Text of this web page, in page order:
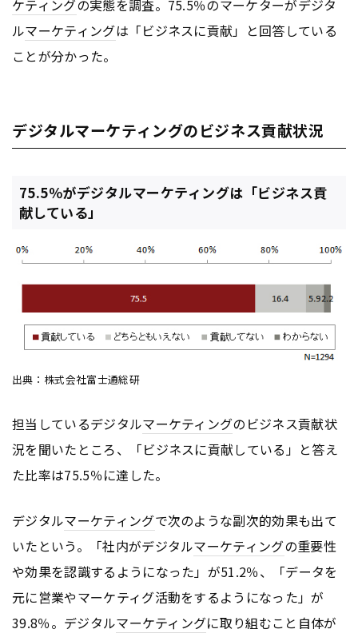
ケティングの実態を調査。75.5％のマーケターがデジタ
ルマーケティングは「ビジネスに貢献」と回答している
ことが分かった。
デジタルマーケティングのビジネス貢献状況
75.5％がデジタルマーケティングは「ビジネス貢
献している」
出典：株式会社富士通総研
担当しているデジタルマーケティングのビジネス貢献状
況を聞いたところ、「ビジネスに貢献している」と答え
た比率は75.5％に達した。
デジタルマーケティングで次のような副次的効果も出て
いたという。「社内がデジタルマーケティングの重要性
や効果を認識するようになった」が51.2％、「データを
元に営業やマーケティグ活動をするようになった」が
39.8％。デジタルマーケティングに取り組むこと自体が